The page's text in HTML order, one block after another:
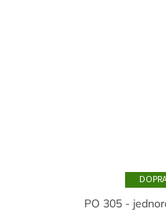
PO 305 -